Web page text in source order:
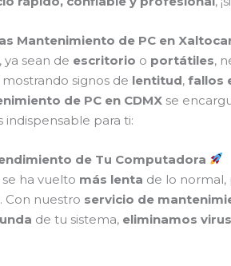
Mantenimiento de PC en
ya sean de escritorio o portátiles,
signos de lentitud, fallos
de PC en CDMX se
indispensable para ti:
de Tu Computadora
ha vuelto más lenta de lo normal,
. Con nuestro servicio de
de tu sistema, eliminamos virus